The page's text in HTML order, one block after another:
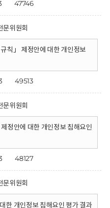
47746
문위원회
칙」 제정안에 대한 개인정보
49513
문위원회
정안에 대한 개인정보 침해요인
48127
문위원회
한 개인정보 침해요인 평가 결과